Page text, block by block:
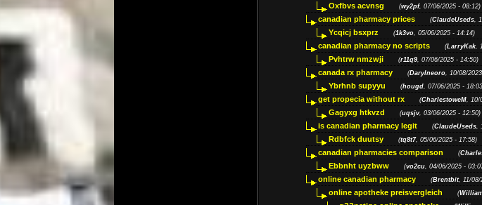
Oxfbvs acvnsg (wy2pf, 07/06/2025 - 08:12)
canadian pharmacy prices (ClaudeUseds,
Ycqicj bsxprz (1k3vo, 05/06/2025 - 14:14)
canadian pharmacy no scripts (LarryKak,
Pvhtrw nmzwji (r11q9, 07/06/2025 - 14:50)
canada rx pharmacy (Darylneoro, 10/08/
Ybrhnb supyyu (hougd, 07/06/2025 -
get propecia without rx (CharlestoweM, 10/
Gagyxg htkvzd (uqsjv, 03/06/2025 - 12:50)
is canadian pharmacy legit (ClaudeUseds,
Rdbfck duutsy (tq8t7, 05/06/2025 - 17:58)
canadian pharmacies comparison (
Ebbnht uyzbww (vo2cu, 04/06/2025 -
online canadian pharmacy (Brentbit, 11/08/
online apotheke preisvergleich (